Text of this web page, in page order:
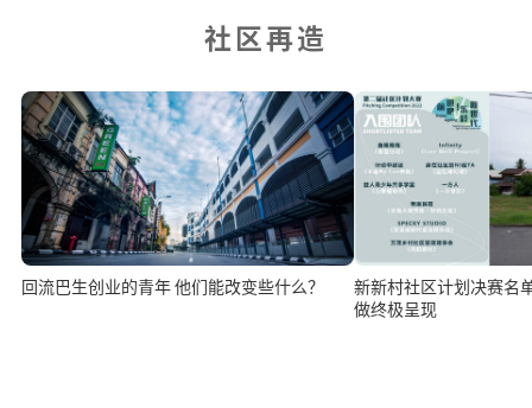
社区再造
回流巴生创业的青年 他们能改变些什么？
新新村社区计划决赛名单出炉 9团
做终极呈现